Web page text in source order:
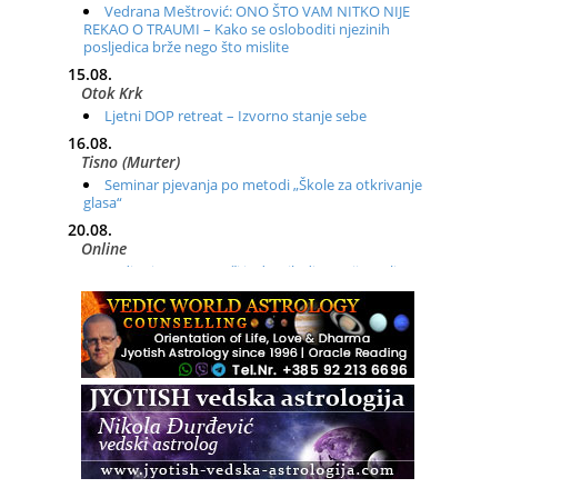
Vedrana Meštrović: ONO ŠTO VAM NITKO NIJE
REKAO O TRAUMI – Kako se osloboditi njezinih
posljedica brže nego što mislite
15.08.
Otok Krk
Ljetni DOP retreat – Izvorno stanje sebe
16.08.
Tisno (Murter)
Seminar pjevanja po metodi „Škole za otkrivanje
glasa“
20.08.
Online
Radionica: Pomagači iz drugih dimenzija Online –
otvoreno za sve
21.08.
Zagreb+Online
Osnovni ThetaHealing® tečaj, Zagreb i Online
22.08.
Pula
Access BARS®, otpusti stres
23.08.
Pula